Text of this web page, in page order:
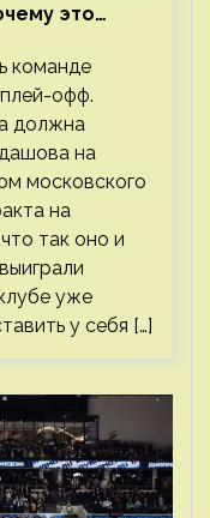
это
команде
офф.
должна
на
московского
на
так оно и
уже
у себя […]